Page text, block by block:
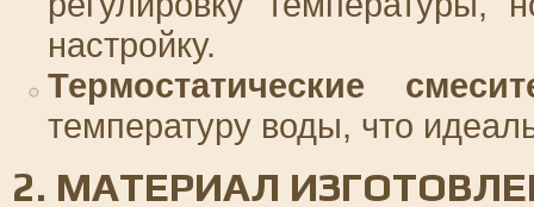
настройку.
Термостатические
температуру воды, что
2. МАТЕРИАЛ